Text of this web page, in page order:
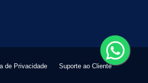
de Privacidade Suporte ao Cliente